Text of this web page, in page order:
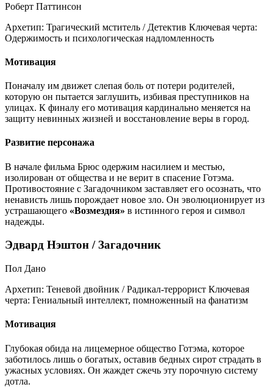
Роберт Паттинсон
Архетип: Трагический мститель / Детектив Ключевая черта:
Одержимость и психологическая надломленность
Мотивация
Поначалу им движет слепая боль от потери родителей,
которую он пытается заглушить, избивая преступников на
улицах. К финалу его мотивация кардинально меняется на
защиту невинных жизней и восстановление веры в город.
Развитие персонажа
В начале фильма Брюс одержим насилием и местью,
изолирован от общества и не верит в спасение Готэма.
Противостояние с Загадочником заставляет его осознать, что
ненависть лишь порождает новое зло. Он эволюционирует из
устрашающего «Возмездия» в истинного героя и символ
надежды.
Эдвард Нэштон / Загадочник
Пол Дано
Архетип: Теневой двойник / Радикал-террорист Ключевая
черта: Гениальный интеллект, помноженный на фанатизм
Мотивация
Глубокая обида на лицемерное общество Готэма, которое
заботилось лишь о богатых, оставив бедных сирот страдать в
ужасных условиях. Он жаждет сжечь эту порочную систему
дотла.